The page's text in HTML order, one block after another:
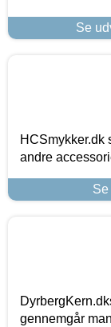
Se
HCSmykker.dk
andre
gennemgår